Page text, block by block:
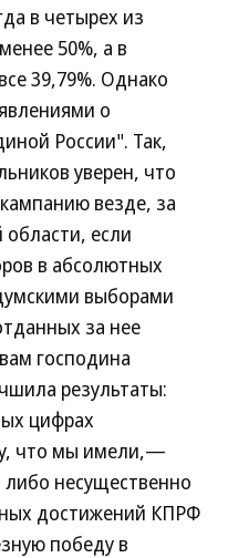
в четырех из
50%, а в
39,79%. Однако
о
России". Так,
уверен, что
везде, за
если
в абсолютных
выборами
за нее
господина
результаты:
цифрах
что мы имели,—
либо несущественно
достижений КПРФ
победу в